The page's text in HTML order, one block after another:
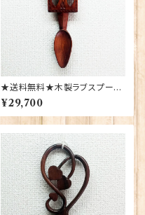
★送料無料★木製ラブスプーン
【SL-5】Sion Llewellyn 4014
6
¥29,700